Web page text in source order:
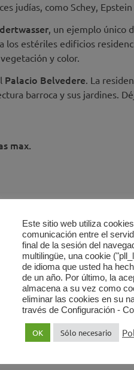
judías, como Schey,
, un ejemplo único
los estériles edificios
y color.
Palacio Belvedere. La
barroca y sus jardines.
max.
preguntas?
con un astericso.
Este sitio web utiliza
comunicación entre el
final de la sesión del
multilingüe, una cookie
de idioma que usted ha
de un año. Por último, la
almacena a su vez como
eliminar las cookies en su
través de Configuración -
OK Sólo necesario